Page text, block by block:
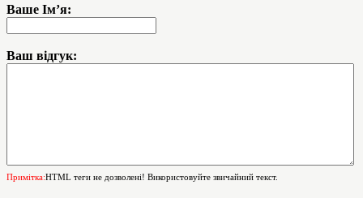
Ваше Ім’я:
Ваш відгук:
Примітка:HTML теги не дозволені! Використовуйте звичайний текст.